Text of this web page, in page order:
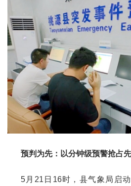
预判为先：以分钟级预警抢占
5 月21 日16时，县气象局 启